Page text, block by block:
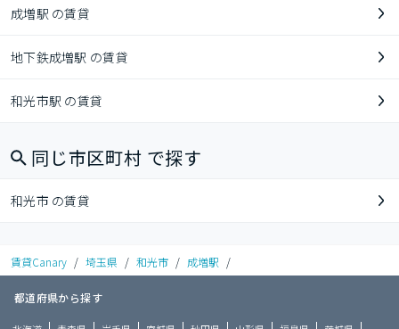
成増駅 の賃貸
地下鉄成増駅 の賃貸
和光市駅 の賃貸
同じ市区町村 で探す
和光市 の賃貸
賃貸Canary / 埼玉県 / 和光市 / 成増駅 /
都道府県から探す